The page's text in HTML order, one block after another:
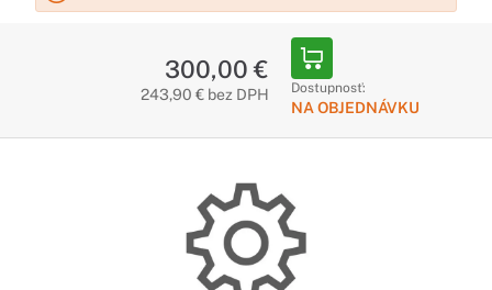
300,00 €
243,90 € bez DPH Dostupnosť:
NA OBJEDNÁVKU